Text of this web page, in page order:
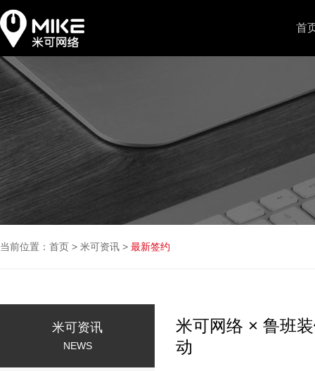
首
当前位置： 首页 > 米可资讯 > 最新签约
米可资讯
NEWS
米可网络 × 鲁班
动